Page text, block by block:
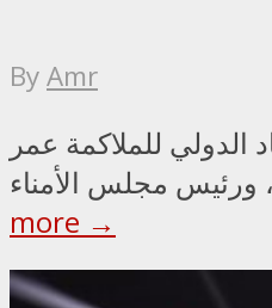
ByAmr
الدولي للملاكمة عمر
more →